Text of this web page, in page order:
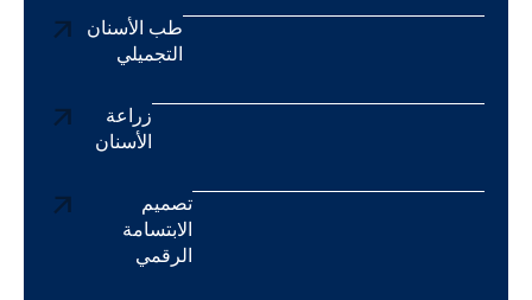
طب الأسنان
التجميلي
زراعة
الأسنان
تصميم
الابتسامة
الرقمي